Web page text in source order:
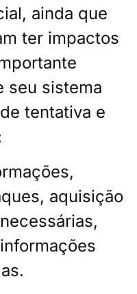
ainda que
ter impactos
seu sistema
tentativa e
aquisição